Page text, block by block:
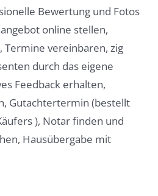
Bewertung und Fotos
online stellen,
Termine vereinbaren, zig
durch das eigene
Feedback erhalten,
Gutachtertermin (bestellt
), Notar finden und
Hausübergabe mit